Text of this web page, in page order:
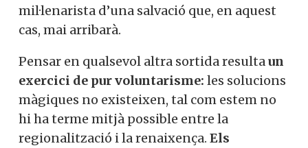
mil·lenarista d’una salvació que, en aquest
cas, mai arribarà.
Pensar en qualsevol altra sortida resulta un
exercici de pur voluntarisme: les solucions
màgiques no existeixen, tal com estem no
hi ha terme mitjà possible entre la
regionalització i la renaixença. Els